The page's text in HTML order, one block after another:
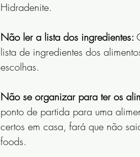
Hidradenite.
Não ler a lista dos ingredientes:
lista de ingredientes dos
escolhas.
Não se organizar para ter os
ponto de partida para uma
certos em casa, fará que não
foods.